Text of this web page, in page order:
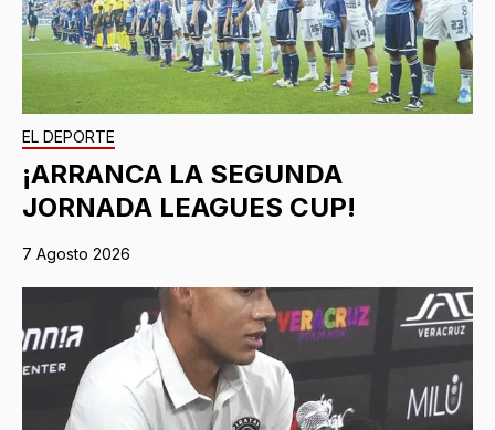
EL DEPORTE
¡ARRANCA LA SEGUNDA
JORNADA LEAGUES CUP!
7 Agosto 2026